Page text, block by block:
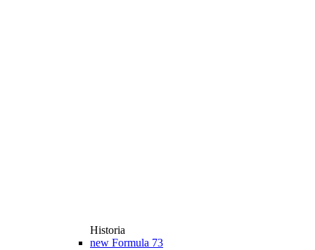
Historia
new Formula 73